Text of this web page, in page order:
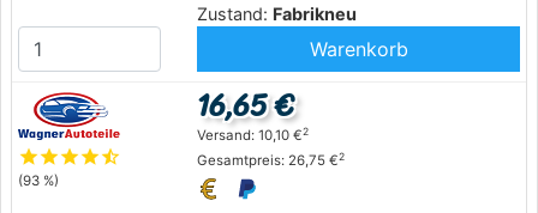
Zustand: Fabrikneu
Warenkorb
starstarstarstarstar_half
(93 %)
16,65 €
Versand: 10,10 €2
Gesamtpreis: 26,75 €2